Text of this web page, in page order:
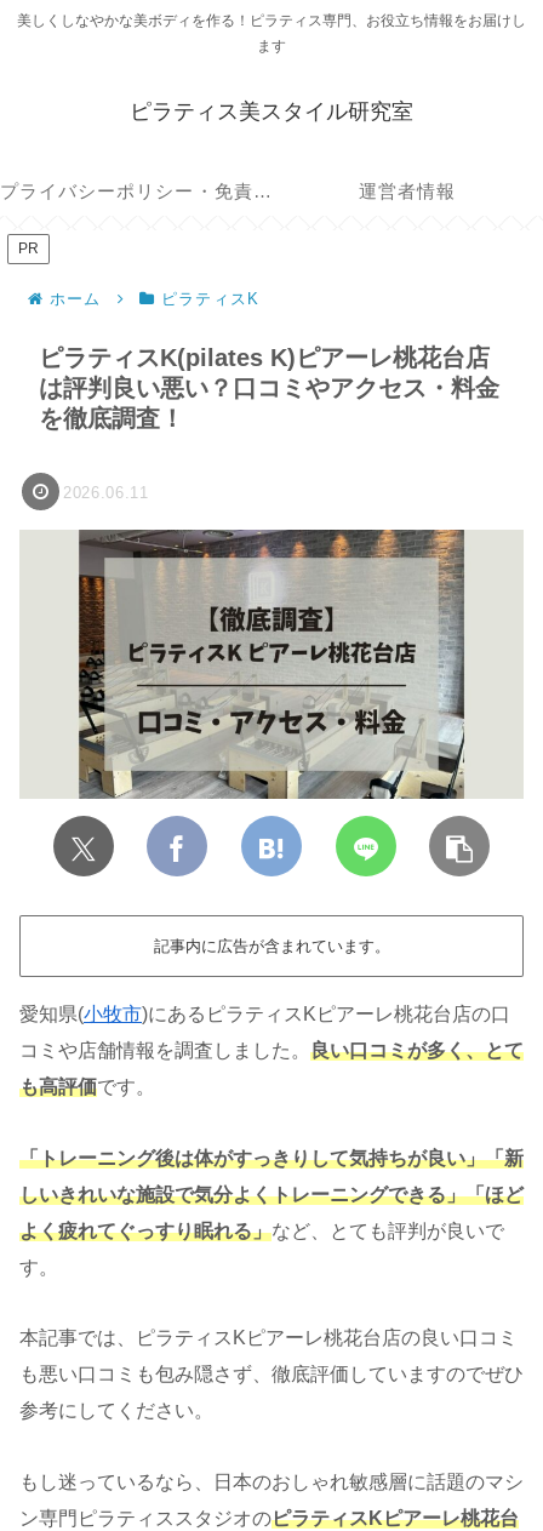
美しくしなやかな美ボディを作る！ピラティス専門、お役立ち情報をお届けし
ます
ピラティス美スタイル研究室
プライバシーポリシー・免責事項 運営者情報
PR
ホーム ピラティスK
ピラティスK(pilates K)ピアーレ桃花台店
は評判良い悪い？口コミやアクセス・料金
を徹底調査！
2026.06.11
記事内に広告が含まれています。
愛知県(小牧市)にあるピラティスKピアーレ桃花台店の口
コミや店舗情報を調査しました。 良い口コミが多く、とて
も高評価です。
「トレーニング後は体がすっきりして気持ちが良い」「新
しいきれいな施設で気分よくトレーニングできる」「ほど
よく疲れてぐっすり眠れる」など、とても評判が良いで
す。
本記事では、ピラティスKピアーレ桃花台店の良い口コミ
も悪い口コミも包み隠さず、徹底評価していますのでぜひ
参考にしてください。
もし迷っているなら、日本のおしゃれ敏感層に話題のマシ
ン専門ピラティススタジオのピラティスKピアーレ桃花台